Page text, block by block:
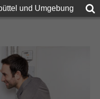
und Umgebung